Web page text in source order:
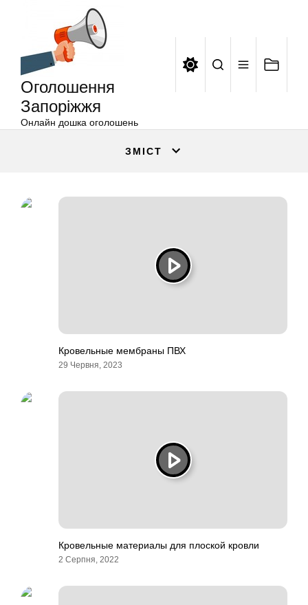
Оголошення
Запоріжжя
Онлайн дошка оголошень
ЗМІСТ
Кровельные мембраны ПВХ
29 Червня, 2023
Кровельные материалы для плоской кровли
2 Серпня, 2022